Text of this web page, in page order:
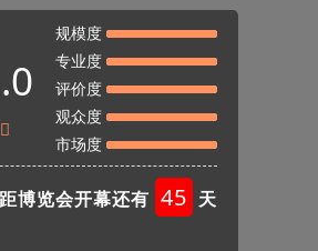
规模度
专业度
评价度
观众度
市场度
距博览会开幕还有 45 天